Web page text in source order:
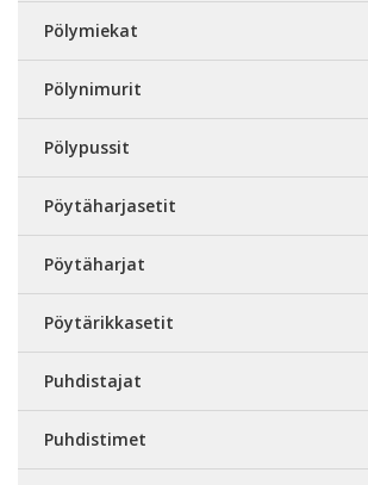
Pölymiekat
Pölynimurit
Pölypussit
Pöytäharjasetit
Pöytäharjat
Pöytärikkasetit
Puhdistajat
Puhdistimet